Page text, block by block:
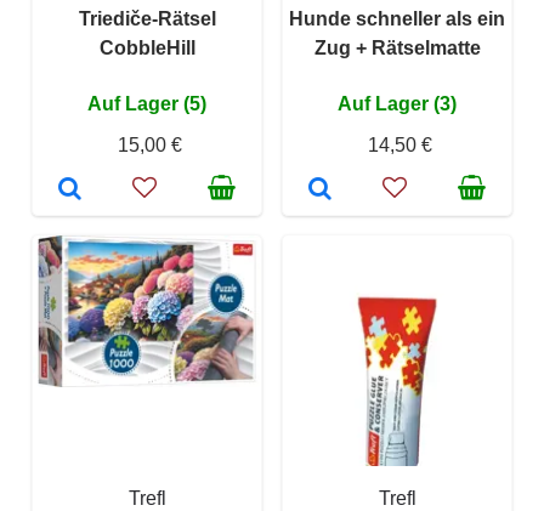
Triediče-Rätsel
CobbleHill
Auf Lager (5)
15,00 €
Hunde schneller als ein
Zug + Rätselmatte
Auf Lager (3)
14,50 €
Trefl
Trefl